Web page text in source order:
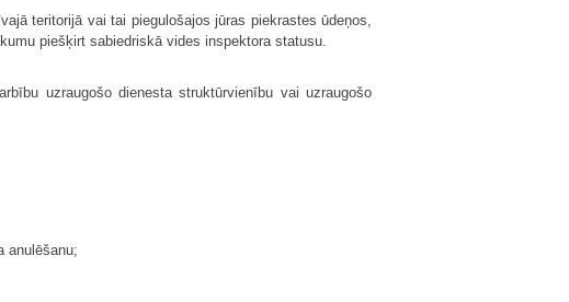
teritorijā vai tai piegulošajos jūras piekrastes ūdeņos,
piešķirt sabiedriskā vides inspektora statusu.
uzraugošo dienesta struktūrvienību vai uzraugošo
anulēšanu;